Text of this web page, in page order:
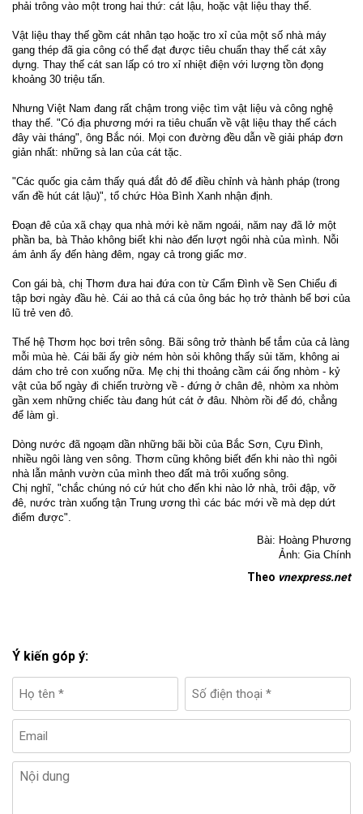
phải trông vào một trong hai thứ: cát lậu, hoặc vật liệu thay thế.
Vật liệu thay thế gồm cát nhân tạo hoặc tro xỉ của một số nhà máy
gang thép đã gia công có thể đạt được tiêu chuẩn thay thế cát xây
dựng. Thay thế cát san lấp có tro xỉ nhiệt điện với lượng tồn đọng
khoảng 30 triệu tấn.
Nhưng Việt Nam đang rất chậm trong việc tìm vật liệu và công nghệ
thay thế. "Có địa phương mới ra tiêu chuẩn về vật liệu thay thế cách
đây vài tháng", ông Bắc nói. Mọi con đường đều dẫn về giải pháp đơn
giản nhất: những sà lan của cát tặc.
"Các quốc gia cảm thấy quá đắt đỏ để điều chỉnh và hành pháp (trong
vấn đề hút cát lậu)", tổ chức Hòa Bình Xanh nhận định.
Đoạn đê của xã chạy qua nhà mới kè năm ngoái, năm nay đã lở một
phần ba, bà Thảo không biết khi nào đến lượt ngôi nhà của mình. Nỗi
ám ảnh ấy đến hàng đêm, ngay cả trong giấc mơ.
Con gái bà, chị Thơm đưa hai đứa con từ Cẩm Đình về Sen Chiểu đi
tập bơi ngày đầu hè. Cái ao thả cá của ông bác họ trở thành bể bơi của
lũ trẻ ven đô.
Thế hệ Thơm học bơi trên sông. Bãi sông trở thành bể tắm của cả làng
mỗi mùa hè. Cái bãi ấy giờ ném hòn sỏi không thấy sủi tăm, không ai
dám cho trẻ con xuống nữa. Mẹ chị thi thoảng cầm cái ống nhòm - kỷ
vật của bố ngày đi chiến trường về - đứng ở chân đê, nhòm xa nhòm
gần xem những chiếc tàu đang hút cát ở đâu. Nhòm rồi để đó, chẳng
để làm gì.
Dòng nước đã ngoạm dần những bãi bồi của Bắc Sơn, Cựu Đình,
nhiều ngôi làng ven sông. Thơm cũng không biết đến khi nào thì ngôi
nhà lẫn mảnh vườn của mình theo đất mà trôi xuống sông.
Chị nghĩ, "chắc chúng nó cứ hút cho đến khi nào lở nhà, trôi đập, vỡ
đê, nước tràn xuống tận Trung ương thì các bác mới về mà dẹp dứt
điểm được".
Bài: Hoàng Phương
Ảnh: Gia Chính
Theo vnexpress.net
Ý kiến góp ý: